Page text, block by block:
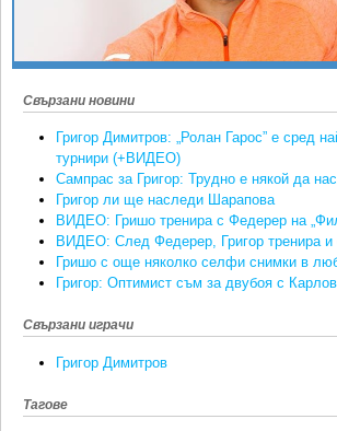
ЖЪЛТО
РАКЕТНИ
Спорт&Фитнес
Свързани новини
Григор Димитров: „Ролан Гарос” е сред
турнири (+ВИДЕО)
Сампрас за Григор: Трудно е някой да
Григор ли ще наследи Шарапова
ВИДЕО: Гришо тренира с Федерер на
ВИДЕО: След Федерер, Григор тренира
Гришо с още няколко селфи снимки в
Григор: Оптимист съм за двубоя с
Свързани играчи
Григор Димитров
Тагове